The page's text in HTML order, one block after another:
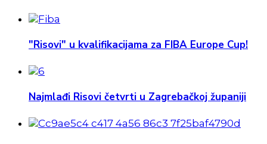
"Risovi" u kvalifikacijama za FIBA Europe Cup!
Najmlađi Risovi četvrti u Zagrebačkoj županiji